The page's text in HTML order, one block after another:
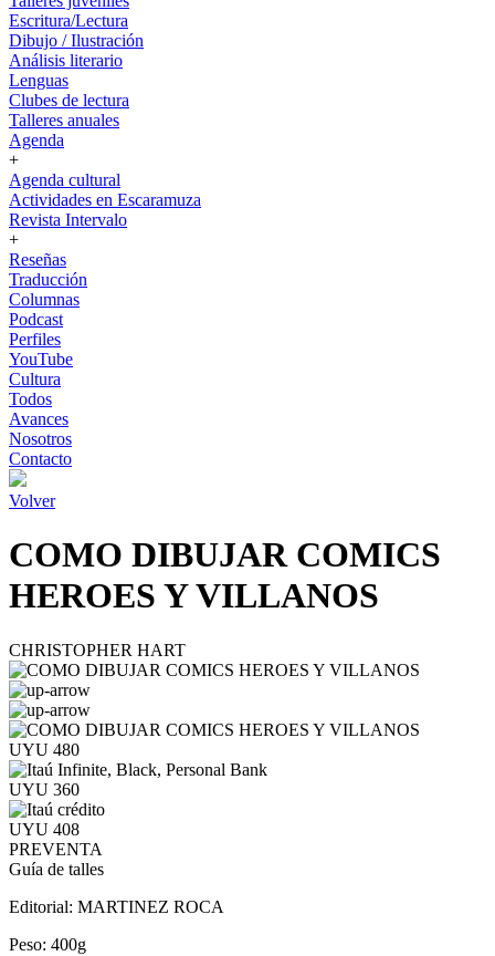
Escritura/Lectura
Dibujo / Ilustración
Análisis literario
Lenguas
Clubes de lectura
Talleres anuales
Agenda
+
Agenda cultural
Actividades en Escaramuza
Revista Intervalo
+
Reseñas
Traducción
Columnas
Podcast
Perfiles
YouTube
Cultura
Todos
Avances
Nosotros
Contacto
Volver
COMO DIBUJAR COMICS
HEROES Y VILLANOS
CHRISTOPHER HART
UYU 480
UYU 360
UYU 408
PREVENTA
Guía de talles
Editorial: MARTINEZ ROCA
Peso: 400g